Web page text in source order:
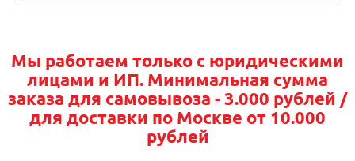
Мы работаем только с юридическими
лицами и ИП. Минимальная сумма
заказа для самовывоза - 3.000 рублей /
для доставки по Москве от 10.000
рублей